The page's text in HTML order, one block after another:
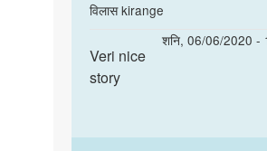
विलास kirange
शनि, 06/06/2020 -
reply
janvi
Veri
nice
Veri nice
story